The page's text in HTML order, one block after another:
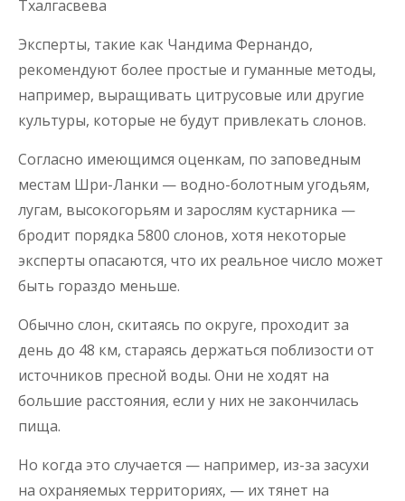
Тхалгасвева
Эксперты, такие как Чандима Фернандо,
рекомендуют более простые и гуманные методы,
например, выращивать цитрусовые или другие
культуры, которые не будут привлекать слонов.
Согласно имеющимся оценкам, по заповедным
местам Шри-Ланки — водно-болотным угодьям,
лугам, высокогорьям и зарослям кустарника —
бродит порядка 5800 слонов, хотя некоторые
эксперты опасаются, что их реальное число может
быть гораздо меньше.
Обычно слон, скитаясь по округе, проходит за
день до 48 км, стараясь держаться поблизости от
источников пресной воды. Они не ходят на
большие расстояния, если у них не закончилась
пища.
Но когда это случается — например, из-за засухи
на охраняемых территориях, — их тянет на